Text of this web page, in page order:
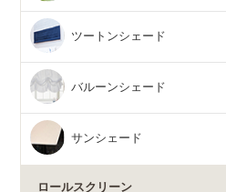
ツートンシェード
バルーンシェード
サンシェード
ロールスクリーン